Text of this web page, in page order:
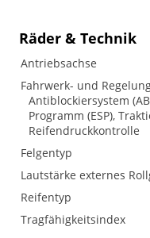
Räder & Technik
Antriebsachse
Fahrwerk- und
Antiblockiersystem
Programm (ESP),
Reifendruckkontrolle
Felgentyp
Lautstärke externes
Reifentyp
Tragfähigkeitsindex